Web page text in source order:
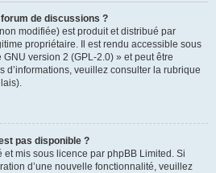
de discussions ?
modifiée) est produit et distribué par
propriétaire. Il est rendu accessible sous
version 2 (GPL-2.0) » et peut être
d’informations, veuillez consulter la rubrique
pas disponible ?
mis sous licence par phpBB Limited. Si
d’une nouvelle fonctionnalité, veuillez